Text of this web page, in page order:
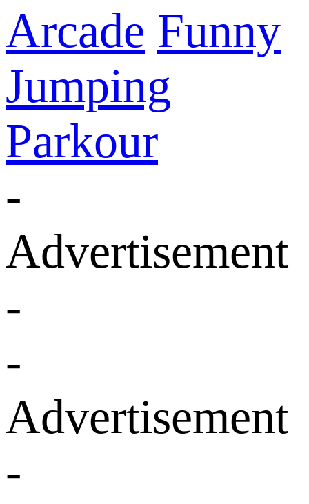
Arcade Funny
Jumping
Parkour
-
Advertisement
-
-
Advertisement
-